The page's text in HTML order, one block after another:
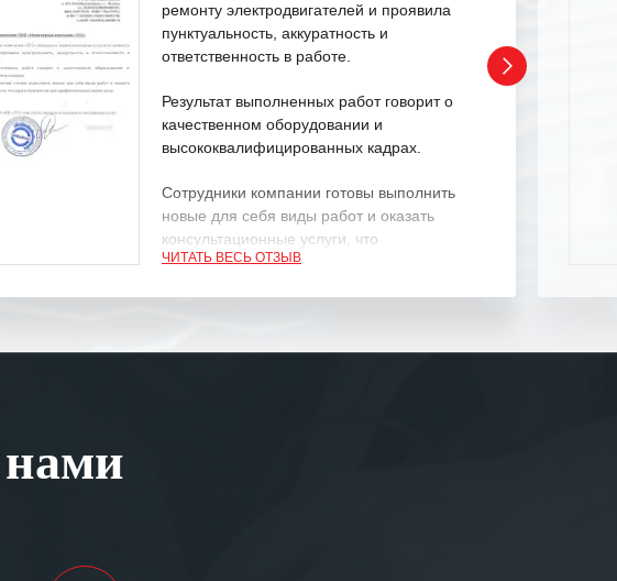
ремонту электродвигателей и проявила
пунктуальность, аккуратность и
ответственность в работе.
Результат выполненных работ говорит о
качественном оборудовании и
высококвалифицированных кадрах.
Сотрудники компании готовы выполнить
новые для себя виды работ и оказать
консультационные услуги, что
характеризует их как профессионалов
ответственного и надежного поставщика
ЧИТАТЬ ВЕСЬ ОТЗЫВ
нами